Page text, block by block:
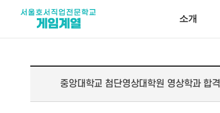
소개
중앙대학교 첨단영상대학원 영상학과 합격